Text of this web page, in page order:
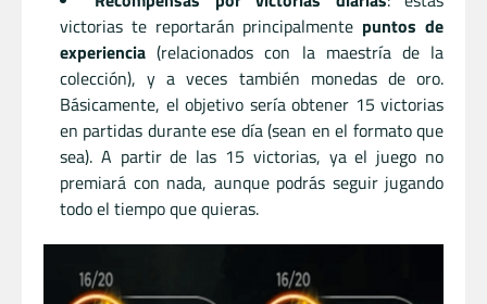
victorias te reportarán principalmente puntos de
experiencia (relacionados con la maestría de la
colección), y a veces también monedas de oro.
Básicamente, el objetivo sería obtener 15 victorias
en partidas durante ese día (sean en el formato que
sea). A partir de las 15 victorias, ya el juego no
premiará con nada, aunque podrás seguir jugando
todo el tiempo que quieras.